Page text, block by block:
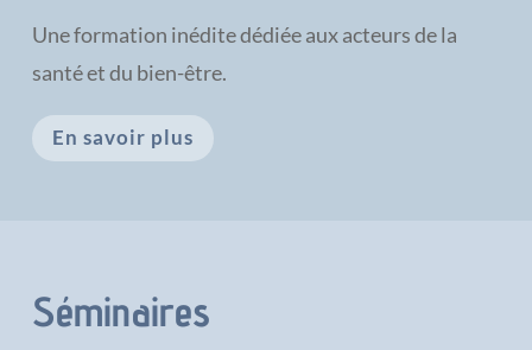
Une formation inédite dédiée aux acteurs de la
santé et du bien-être.
En savoir plus
Séminaires